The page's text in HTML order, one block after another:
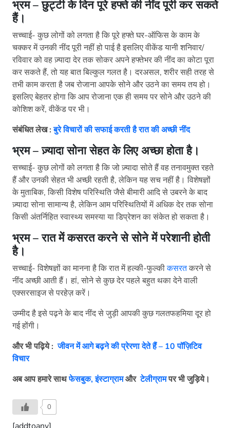
भ्रम – छुट्टी के दिन पूरे हफ्ते की नींद पूरी कर सकते
हैं।
सच्चाई- कुछ लोगों को लगता है कि पूरे हफ्ते घर-ऑफिस के काम के
चक्कर में उनकी नींद पूरी नहीं हो पाई है इसलिए वीकेंड यानी शनिवार/
रविवार को वह ज़्यादा देर तक सोकर अपने हफ्तेभर की नींद का कोटा पूरा
कर सकते हैं, तो यह बात बिल्कुल गलत है। दरअसल, शरीर सही तरह से
तभी काम करता है जब रोजाना आपके सोने और उठने का समय तय हो।
इसलिए बेहतर होगा कि आप रोजाना एक ही समय पर सोने और उठने की
कोशिश करें, वीकेंड पर भी।
संबंधित लेख :बुरे विचारों की सफाई करती है रात की अच्छी नींद
भ्रम – ज़्यादा सोना सेहत के लिए अच्छा होता है।
सच्चाई- कुछ लोगों को लगता है कि जो ज़्यादा सोते हैं वह तनावमुक्त रहते
हैं और उनकी सेहत भी अच्छी रहती है, लेकिन यह सच नहीं है। विशेषज्ञों
के मुताबिक, किसी विशेष परिस्थिति जैसे बीमारी आदि से उबरने के बाद
ज़्यादा सोना सामान्य है, लेकिन आम परिस्थितियों में अधिक देर तक सोना
किसी अंतर्निहित स्वास्थ्य समस्या या डिप्रेशन का संकेत हो सकता है।
भ्रम – रात में कसरत करने से सोने में परेशानी होती
है।
सच्चाई- विशेषज्ञों का मानना है कि रात में हल्की-फुल्कीकसरतकरने से
नींद अच्छी आती हैं। हां, सोने से कुछ देर पहले बहुत थका देने वाली
एक्सरसाइज से परहेज़ करें।
उम्मीद है इसे पढ़ने के बाद नींद से जुड़ी आपकी कुछ गलतफहमिया दूर हो
गई होंगी।
और भी पढ़िये : जीवन में आगे बढ़ने की प्रेरणा देते हैं – 10 पॉज़िटिव
विचार
अब आप हमारे साथफेसबुक,इंस्टाग्रामऔरटेलीग्रामपर भी जुड़िये।
0